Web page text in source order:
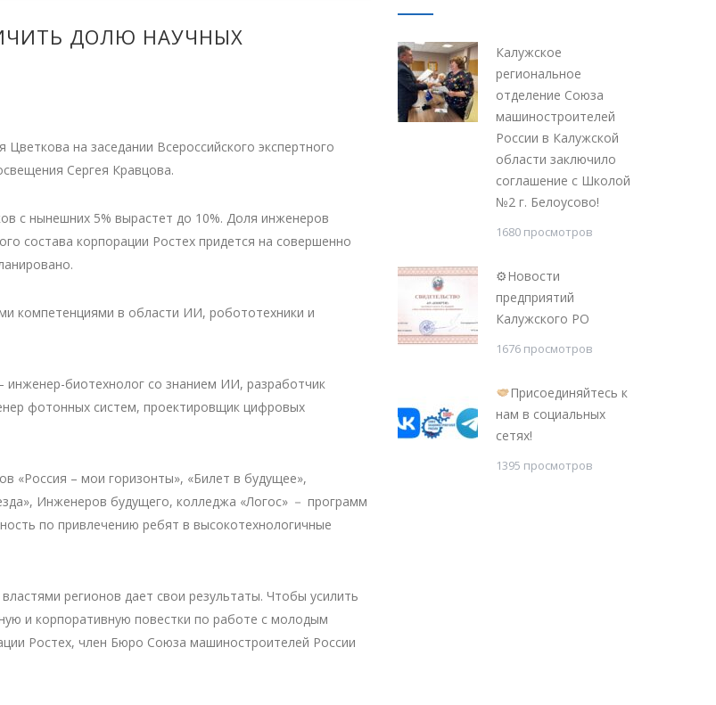
ДОЛЮ НАУЧНЫХ
на заседании Всероссийского экспертного
Сергея Кравцова.
с нынешних 5% вырастет до 10%. Доля инженеров
состава корпорации Ростех придется на совершенно
компетенциями в области ИИ, робототехники и
инженер-биотехнолог со знанием ИИ, разработчик
фотонных систем, проектировщик цифровых
«Россия – мои горизонты», «Билет в будущее»,
Инженеров будущего, колледжа «Логос» － программ
по привлечению ребят в высокотехнологичные
регионов дает свои результаты. Чтобы усилить
и корпоративную повестки по работе с молодым
Ростех, член Бюро Союза машиностроителей России
Калужское
региональное
отделение Союза
машиностроителей
России в Калужской
области заключило
соглашение с Школой
№2 г. Белоусово!
1680 просмотров
⚙Новости
предприятий
Калужского РО
1676 просмотров
Присоединяйтесь к
нам в социальных
сетях!
1395 просмотров